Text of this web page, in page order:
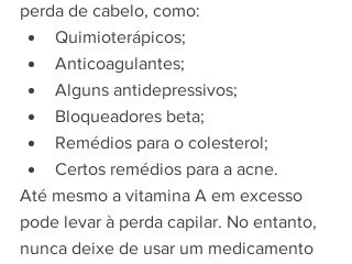
perda de cabelo, como:
Quimioterápicos;
Anticoagulantes;
Alguns antidepressivos;
Bloqueadores beta;
Remédios para o colesterol;
Certos remédios para a acne.
Até mesmo a vitamina A em excesso
pode levar à perda capilar. No entanto,
nunca deixe de usar um medicamento